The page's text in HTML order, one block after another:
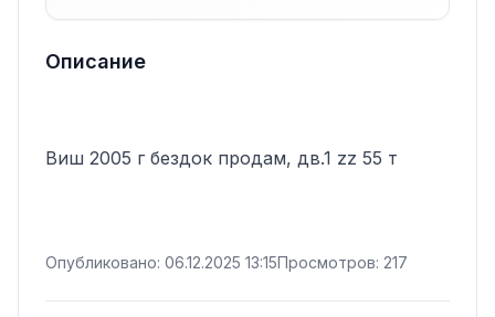
Описание
Виш 2005 г бездок продам, дв.1 zz 55 т
Опубликовано: 06.12.2025 13:15Просмотров: 217